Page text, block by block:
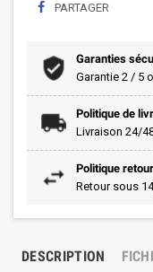
PARTAGER
Garanties
Garantie 2 / 5
Politique de
Livraison 24/
Politique
Retour sous
DESCRIPTION